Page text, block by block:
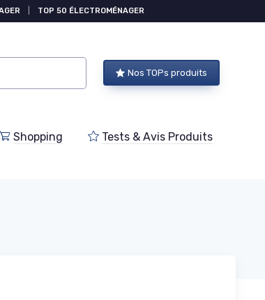
TOP 50 ÉLECTROMÉNAGER
Nos TOPs produits
Shopping Tests & Avis Produits